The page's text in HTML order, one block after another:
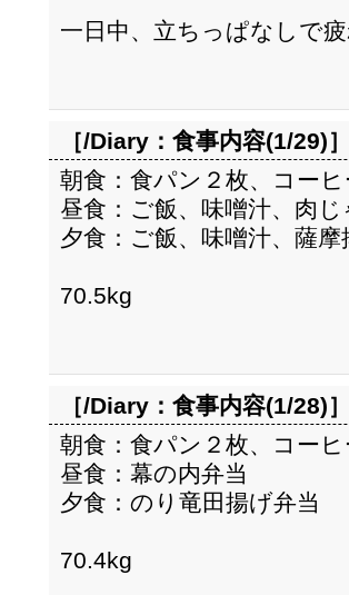
一日中、立ちっぱなしで疲
［/Diary： 食事内容(1/29)］
朝食：食パン２枚、コーヒ
昼食：ご飯、味噌汁、肉
夕食：ご飯、味噌汁、薩
70.5kg
［/Diary： 食事内容(1/28)］
朝食：食パン２枚、コーヒ
昼食：幕の内弁当
夕食：のり竜田揚げ弁当
70.4kg